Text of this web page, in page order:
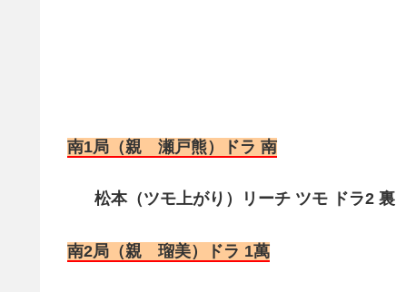
南1局（親 瀬戸熊）ドラ 南
松本（ツモ上がり）リーチ ツモ ドラ2
南2局（親 瑠美）ドラ 1萬